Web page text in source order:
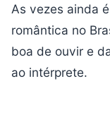
As vezes ainda
romântica no
boa de ouvir e
ao intérprete.